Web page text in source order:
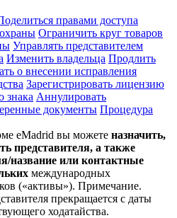
правами доступа
Ограничить круг товаров
Управлять представителем
Изменить владельца Продлить
о внесении исправления
Зарегистрировать лицензию
знака Аннулировать
документы Процедура
eMadrid вы можете назначить,
представителя, а также
название или контактные
международных
(«активы»). Примечание.
прекращается с даты
ходатайства.